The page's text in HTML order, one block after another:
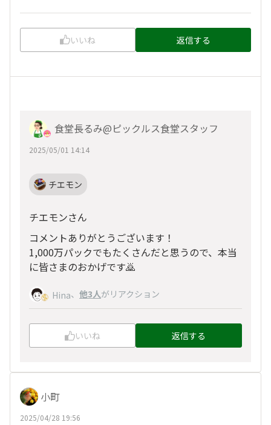
いいね 返信する
食堂長るみ@ピックルス食堂スタッフ
2025/05/01 14:14
チエモン
チエモンさん
コメントありがとうございます！
1,000万パックでもたくさんだと思うので、本当
に皆さまのおかげです🙇
Hina、 他3人がリアクション
いいね 返信する
小町
2025/04/28 19:56